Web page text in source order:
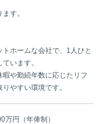
す。
トホームな会社で、1人ひと
います。
暇や勤続年数に応じたリフ
やすい環境です。
円（年俸制）